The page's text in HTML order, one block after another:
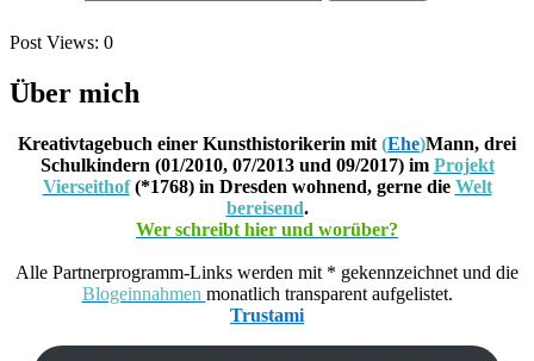
Post Views: 0
Über mich
Kreativtagebuch einer Kunsthistorikerin mit (Ehe)Mann, drei
Schulkindern (01/2010, 07/2013 und 09/2017) im Projekt
Vierseithof(*1768) in Dresden wohnend, gerne die Welt
bereisend.
Wer schreibt hier und worüber?
Alle Partnerprogramm-Links werden mit * gekennzeichnet und die
Blogeinnahmen monatlich transparent aufgelistet.
Trustami